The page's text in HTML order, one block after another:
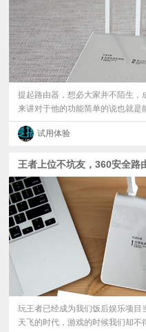
提起路由器，想必大家并不陌生
来讲对于他的功能简单的说也就是
试用体验
王者上位不坑友，360安全路
玩王者已经成为我们饭后娱乐项
天飞的时代，游戏的时候我们却不